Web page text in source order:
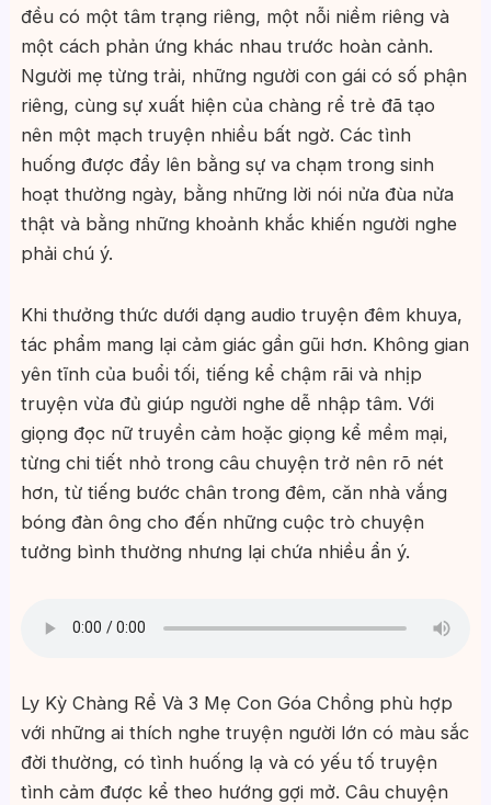
đều có một tâm trạng riêng, một nỗi niềm riêng và
một cách phản ứng khác nhau trước hoàn cảnh.
Người mẹ từng trải, những người con gái có số phận
riêng, cùng sự xuất hiện của chàng rể trẻ đã tạo
nên một mạch truyện nhiều bất ngờ. Các tình
huống được đẩy lên bằng sự va chạm trong sinh
hoạt thường ngày, bằng những lời nói nửa đùa nửa
thật và bằng những khoảnh khắc khiến người nghe
phải chú ý.
Khi thưởng thức dưới dạng audio truyện đêm khuya,
tác phẩm mang lại cảm giác gần gũi hơn. Không gian
yên tĩnh của buổi tối, tiếng kể chậm rãi và nhịp
truyện vừa đủ giúp người nghe dễ nhập tâm. Với
giọng đọc nữ truyền cảm hoặc giọng kể mềm mại,
từng chi tiết nhỏ trong câu chuyện trở nên rõ nét
hơn, từ tiếng bước chân trong đêm, căn nhà vắng
bóng đàn ông cho đến những cuộc trò chuyện
tưởng bình thường nhưng lại chứa nhiều ẩn ý.
Ly Kỳ Chàng Rể Và 3 Mẹ Con Góa Chồng phù hợp
với những ai thích nghe truyện người lớn có màu sắc
đời thường, có tình huống lạ và có yếu tố truyện
tình cảm được kể theo hướng gợi mở. Câu chuyện